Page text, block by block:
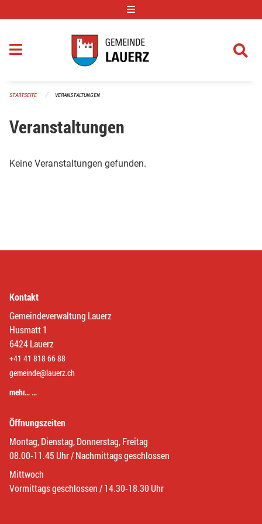
STARTSEITE VERANSTALTUNGEN
Veranstaltungen
Keine Veranstaltungen gefunden.
Kontakt
Gemeindeverwaltung Lauerz
Husmatt 1
6424 Lauerz
+41 41 818 66 88
gemeinde@lauerz.ch
mehr… …
Öffnungszeiten
Montag, Dienstag, Donnerstag, Freitag
08.00-11.45 Uhr / Nachmittags geschlossen
Mittwoch
Vormittags geschlossen / 14.30-18.30 Uhr